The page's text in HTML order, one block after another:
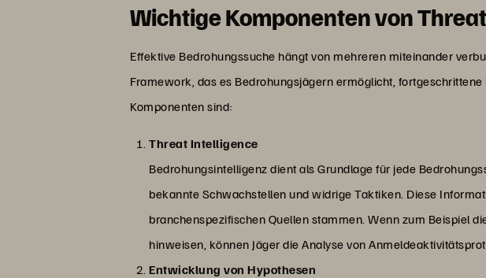
Wichtige Komponenten von
Effektive Bedrohungssuche hängt von mehreren miteinander
Framework, das es Bedrohungsjägern ermöglicht,
Komponenten sind:
Threat Intelligence
Bedrohungsintelligenz dient als Grundlage für jede
bekannte Schwachstellen und widrige Taktiken. Diese
branchenspezifischen Quellen stammen. Wenn zum Beispiel
hinweisen, können Jäger die Analyse von
Entwicklung von Hypothesen